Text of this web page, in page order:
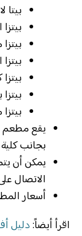
بيتا
يقع مطعم
بجانب
يمكن أن
الاتصال على
أسعار
اقرأ أيضاً:دليل أفضل 5 من مطاعم